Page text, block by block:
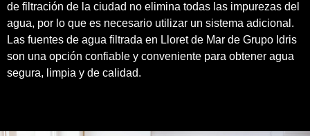
de filtración de la ciudad no elimina todas las impurezas del
agua, por lo que es necesario utilizar un sistema adicional.
Las fuentes de agua filtrada en Lloret de Mar de Grupo Idris
son una opción confiable y conveniente para obtener agua
segura, limpia y de calidad.